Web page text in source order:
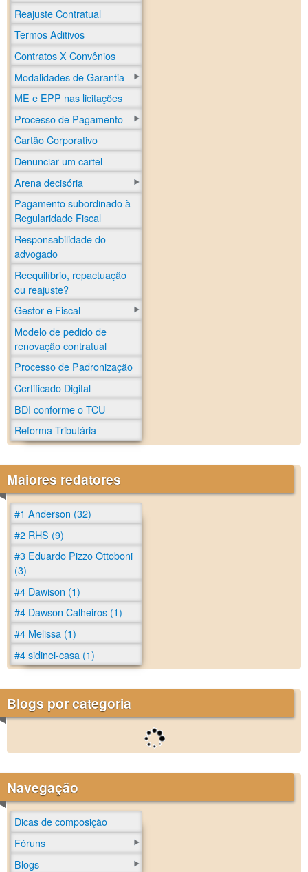
Reajuste Contratual
Termos Aditivos
Contratos X Convênios
Modalidades de Garantia
ME e EPP nas licitações
Processo de Pagamento
Cartão Corporativo
Denunciar um cartel
Arena decisória
Pagamento subordinado à
Regularidade Fiscal
Responsabilidade do
advogado
Reequilíbrio, repactuação
ou reajuste?
Gestor e Fiscal
Modelo de pedido de
renovação contratual
Processo de Padronização
Certificado Digital
BDI conforme o TCU
Reforma Tributária
Maiores redatores
#1 Anderson (32)
#2 RHS (9)
#3 Eduardo Pizzo Ottoboni
(3)
#4 Dawison (1)
#4 Dawson Calheiros (1)
#4 Melissa (1)
#4 sidinei-casa (1)
Blogs por categoria
Navegação
Dicas de composição
Fóruns
Blogs